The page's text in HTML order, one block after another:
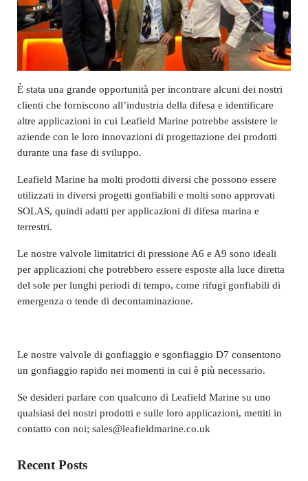
È stata una grande opportunità per incontrare alcuni dei nostri
clienti che forniscono all’industria della difesa e identificare
altre applicazioni in cui Leafield Marine potrebbe assistere le
aziende con le loro innovazioni di progettazione dei prodotti
durante una fase di sviluppo.
Leafield Marine ha molti prodotti diversi che possono essere
utilizzati in diversi progetti gonfiabili e molti sono approvati
SOLAS, quindi adatti per applicazioni di difesa marina e
terrestri.
Le nostre valvole limitatrici di pressione A6 e A9 sono ideali
per applicazioni che potrebbero essere esposte alla luce diretta
del sole per lunghi periodi di tempo, come rifugi gonfiabili di
emergenza o tende di decontaminazione.
Le nostre valvole di gonfiaggio e sgonfiaggio D7 consentono
un gonfiaggio rapido nei momenti in cui è più necessario.
Se desideri parlare con qualcuno di Leafield Marine su uno
qualsiasi dei nostri prodotti e sulle loro applicazioni, mettiti in
contatto con noi; sales@leafieldmarine.co.uk
Sidebar
Recent Posts